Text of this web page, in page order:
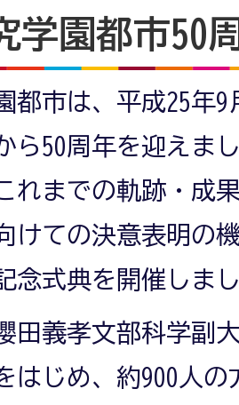
学園都市50
都市は、平成25年9
ら50周年を迎えま
れまでの軌跡・成
けての決意表明の
念式典を開催しま
田義孝文部科学副
はじめ、約900人